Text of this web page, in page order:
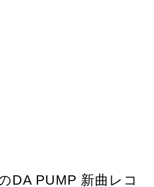
DA PUMP 新曲レコ